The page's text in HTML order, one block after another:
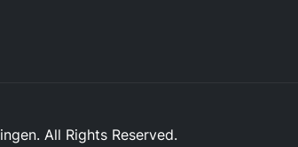
All Rights Reserved.